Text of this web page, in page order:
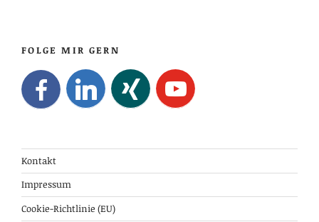
FOLGE MIR GERN
Kontakt
Impressum
Cookie-Richtlinie (EU)